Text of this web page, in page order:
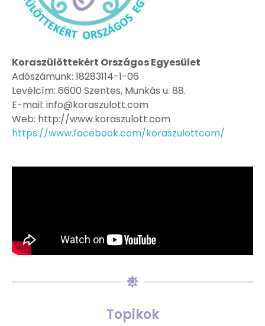
Koraszülöttekért Országos Egyesület
Adószámunk: 18283114-1-06
Levélcím: 6600 Szentes, Munkás u. 88.
E-mail: info@koraszulott.com
Web: http://www.koraszulott.com
https://www.facebook.com/koraszulottcom/
Topikok